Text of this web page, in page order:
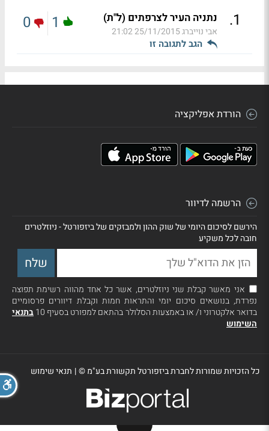
1
. נתניה העיר לצרפתים (ל"ת)
אבי נוייברג25/11/2015 21:02
הגב לתגובה זו
1
0
הורדת אפליקציה
הרשמה לדיוור
הירשם לסיכום היומי של שוק ההון ולמבזקים של ביזפורטל - ניוזלטרים
חובה לכל משקיע
אני מאשר קבלת שני ניוזלטרים, אשר כל אחד מהווה רשימת תפוצה
נפרדת, בנושאים סיכום יומי והתראות חמות וקבלת דיוורים פרסומיים
בדואר אלקטרוני ו/ או באמצעות הסלולר בהתאם למפורט בסעיף 10
בתנאי
השימוש
כל הזכויות שמורות לחברת ביזפורטל תקשורת בע"מ ©| תנאי שימוש